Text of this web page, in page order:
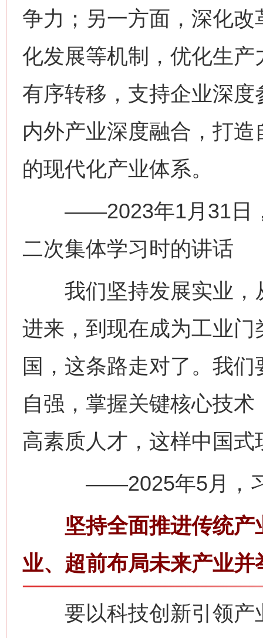
争力；另一方面，深化
化发展等机制，优化生
有序转移，支持企业深
内外产业深度融合，打
的现代化产业体系。
——2023年1月31日，
二次集体学习时的讲话
我们坚持发展实业，
进来，到现在成为工业
国，这条路走对了。我
自强，掌握关键核心技
高素质人才，这样中国
——2025年5月，习
坚持全面推进传统产
业、超前布局未来产业
要以科技创新引领产